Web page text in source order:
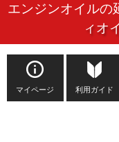
ご利用規約
個人情報保護方針
よくある質問
エンジンオイルの
ィオ
マイページ 利用ガイド